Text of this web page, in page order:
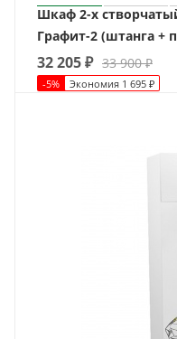
Шкаф 2-х
Графит-2 (штанга +
32 205₽ 33 900₽
-5% Экономия 1 695 ₽